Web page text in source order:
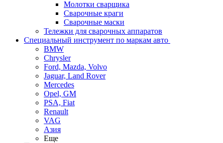
Молотки сварщика
Сварочные краги
Сварочные маски
Тележки для сварочных аппаратов
Специальный инструмент по маркам авто
BMW
Chrysler
Ford, Mazda, Volvo
Jaguar, Land Rover
Mercedes
Opel, GM
PSA, Fiat
Renault
VAG
Азия
Еще